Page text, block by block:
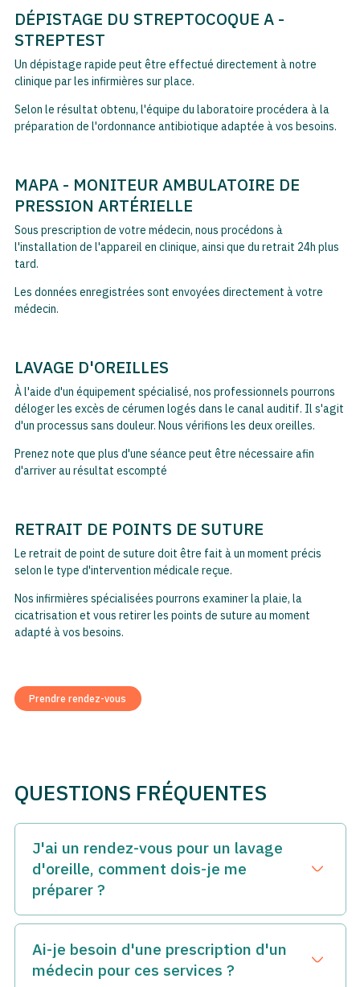
DÉPISTAGE DU STREPTOCOQUE A -
STREPTEST
Un dépistage rapide peut être effectué directement à notre
clinique par les infirmières sur place.
Selon le résultat obtenu, l'équipe du laboratoire procédera à la
préparation de l'ordonnance antibiotique adaptée à vos besoins.
MAPA - MONITEUR AMBULATOIRE DE
PRESSION ARTÉRIELLE
Sous prescription de votre médecin, nous procédons à
l'installation de l'appareil en clinique, ainsi que du retrait 24h plus
tard.
Les données enregistrées sont envoyées directement à votre
médecin.
LAVAGE D'OREILLES
À l'aide d'un équipement spécialisé, nos professionnels pourrons
déloger les excès de cérumen logés dans le canal auditif. Il s'agit
d'un processus sans douleur. Nous vérifions les deux oreilles.
Prenez note que plus d'une séance peut être nécessaire afin
d'arriver au résultat escompté
RETRAIT DE POINTS DE SUTURE
Le retrait de point de suture doit être fait à un moment précis
selon le type d'intervention médicale reçue.
Nos infirmières spécialisées pourrons examiner la plaie, la
cicatrisation et vous retirer les points de suture au moment
adapté à vos besoins.
Prendre rendez-vous
QUESTIONS FRÉQUENTES
J'ai un rendez-vous pour un lavage
d'oreille, comment dois-je me
préparer ?
Ouvrir le
Si vous avez des questions sur comment vous préparer à
afin d'obtenir des conseils adaptés à vos besoins. Si vous
avez un bouchon de cérumen, les professionnels de Top
Ai-je besoin d'une prescription d'un
médecin pour ces services ?
Ouvrir le